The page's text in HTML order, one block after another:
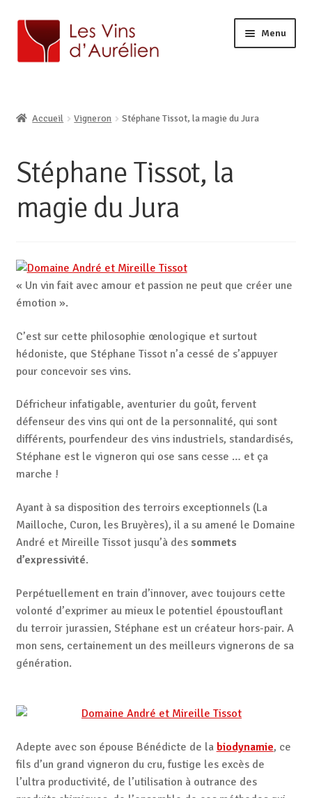
Menu
BOUTIQUE EN LIGNE
CONTACT
Accueil Vigneron Stéphane Tissot, la magie du Jura
Stéphane Tissot, la
magie du Jura
« Un vin fait avec amour et passion ne peut que créer une
émotion ».
C’est sur cette philosophie œnologique et surtout
hédoniste, que Stéphane Tissot n’a cessé de s’appuyer
pour concevoir ses vins.
Défricheur infatigable, aventurier du goût, fervent
défenseur des vins qui ont de la personnalité, qui sont
différents, pourfendeur des vins industriels, standardisés,
Stéphane est le vigneron qui ose sans cesse … et ça
marche !
Ayant à sa disposition des terroirs exceptionnels (La
Mailloche, Curon, les Bruyères), il a su amené le Domaine
André et Mireille Tissot jusqu’à des sommets
d’expressivité.
Perpétuellement en train d’innover, avec toujours cette
volonté d’exprimer au mieux le potentiel époustouflant
du terroir jurassien, Stéphane est un créateur hors-pair. A
mon sens, certainement un des meilleurs vignerons de sa
génération.
Adepte avec son épouse Bénédicte de la biodynamie, ce
fils d’un grand vigneron du cru, fustige les excès de
l’ultra productivité, de l’utilisation à outrance des